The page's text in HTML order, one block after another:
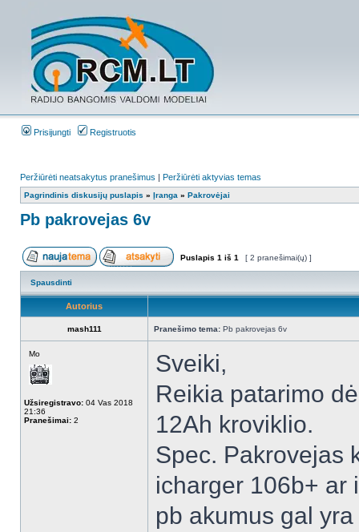
Prisijungti Registruotis
Peržiūrėti neatsakytus pranešimus | Peržiūrėti aktyvias temas
Pagrindinis diskusijų puslapis » Įranga » Pakrovėjai
Pb pakrovejas 6v
Puslapis 1 iš 1 [ 2 pranešimai(ų) ]
Spausdinti
Autorius
mash111 Pranešimo tema: Pb pakrovejas 6v
Mo
Užsiregistravo: 04 Vas 2018
21:36
Pranešimai: 2
Sveiki,
Reikia patarimo
12Ah kroviklio.
Spec. Pakrovejas
icharger 106b+ ar
pb akumus gal